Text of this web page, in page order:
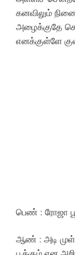
கனவிலும்
அழைக்குதே
எனக்குள்ளே
பெண் : ரோஜா
ஆண் : அடி